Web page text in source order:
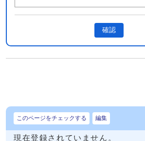
確認
このページをチェックする 編集
現在登録されていません。